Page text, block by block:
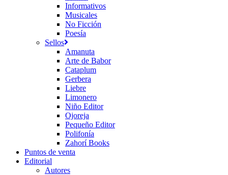
Informativos
Musicales
No Ficción
Poesía
Sellos
Amanuta
Arte de Babor
Cataplum
Gerbera
Liebre
Limonero
Niño Editor
Ojoreja
Pequeño Editor
Polifonía
Zahorí Books
Puntos de venta
Editorial
Autores